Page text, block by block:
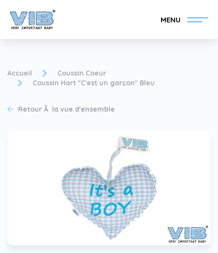
MENU
Devenir un revendeur
Sur le VIB®
Trouvez votre
revendeur VIB®
Devenir un revendeur
VIB®
Accueil
Coussin Coeur
Coussin Hart "C'est un garçon" Bleu
Retour Ã la vue d'ensemble